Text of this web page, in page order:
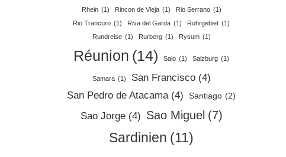
Rhein (1) Rincon de Vieja (1) Rio Serrano (1)
Rio Trancuro (1) Riva del Garda (1) Ruhrgebiet (1)
Rundreise (1) Rurberg (1) Rysum (1)
Réunion (14) Salo (1) Salzburg (1)
Samara (1) San Francisco (4)
San Pedro de Atacama (4) Santiago (2)
Sao Jorge (4) Sao Miguel (7)
Sardinien (11)